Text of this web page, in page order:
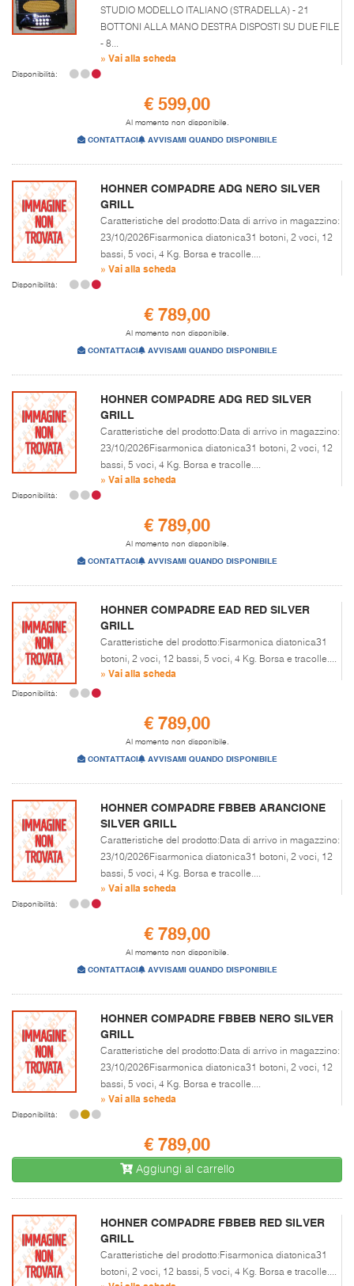
STUDIO MODELLO ITALIANO (STRADELLA) - 21
BOTTONI ALLA MANO DESTRA DISPOSTI SU DUE FILE
- 8...
» Vai alla scheda
Disponibilità:
€ 599,00
Al momento non disponibile.
CONTATTACI AVVISAMI QUANDO DISPONIBILE
HOHNER COMPADRE ADG NERO SILVER
GRILL
Caratteristiche del prodotto:Data di arrivo in magazzino:
23/10/2026Fisarmonica diatonica31 botoni, 2 voci, 12
bassi, 5 voci, 4 Kg. Borsa e tracolle....
» Vai alla scheda
Disponibilità:
€ 789,00
Al momento non disponibile.
CONTATTACI AVVISAMI QUANDO DISPONIBILE
HOHNER COMPADRE ADG RED SILVER
GRILL
Caratteristiche del prodotto:Data di arrivo in magazzino:
23/10/2026Fisarmonica diatonica31 botoni, 2 voci, 12
bassi, 5 voci, 4 Kg. Borsa e tracolle....
» Vai alla scheda
Disponibilità:
€ 789,00
Al momento non disponibile.
CONTATTACI AVVISAMI QUANDO DISPONIBILE
HOHNER COMPADRE EAD RED SILVER
GRILL
Caratteristiche del prodotto:Fisarmonica diatonica31
botoni, 2 voci, 12 bassi, 5 voci, 4 Kg. Borsa e tracolle....
» Vai alla scheda
Disponibilità:
€ 789,00
Al momento non disponibile.
CONTATTACI AVVISAMI QUANDO DISPONIBILE
HOHNER COMPADRE FBBEB ARANCIONE
SILVER GRILL
Caratteristiche del prodotto:Data di arrivo in magazzino:
23/10/2026Fisarmonica diatonica31 botoni, 2 voci, 12
bassi, 5 voci, 4 Kg. Borsa e tracolle....
» Vai alla scheda
Disponibilità:
€ 789,00
Al momento non disponibile.
CONTATTACI AVVISAMI QUANDO DISPONIBILE
HOHNER COMPADRE FBBEB NERO SILVER
GRILL
Caratteristiche del prodotto:Data di arrivo in magazzino:
23/10/2026Fisarmonica diatonica31 botoni, 2 voci, 12
bassi, 5 voci, 4 Kg. Borsa e tracolle....
» Vai alla scheda
Disponibilità:
€ 789,00
Aggiungi al carrello
HOHNER COMPADRE FBBEB RED SILVER
GRILL
Caratteristiche del prodotto:Fisarmonica diatonica31
botoni, 2 voci, 12 bassi, 5 voci, 4 Kg. Borsa e tracolle....